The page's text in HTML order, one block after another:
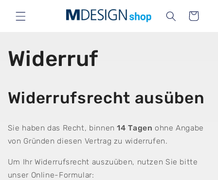
zum
Inhalt
Warenkorb
Widerruf
Widerrufsrecht ausüben
Sie haben das Recht, binnen14 Tagen ohne Angabe
von Gründen diesen Vertrag zu widerrufen.
Um Ihr Widerrufsrecht auszuüben, nutzen Sie bitte
unser Online-Formular: